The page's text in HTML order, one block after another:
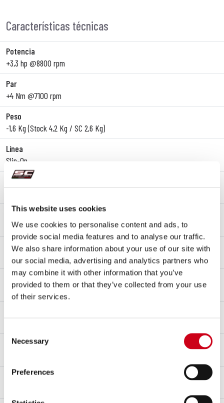
This website uses cookies
We use cookies to personalise content and ads, to
provide social media features and to analyse our traffic.
We also share information about your use of our site with
our social media, advertising and analytics partners who
may combine it with other information that you’ve
provided to them or that they’ve collected from your use
of their services.
Selection
Necessary
Preferences
Características técnicas
Potencia
+3,3 hp @8800 rpm
Par
+4 Nm @7100 rpm
Peso
-1,6 Kg (Stock 4,2 Kg / SC 2,6 Kg)
Línea
Slip-On
Material cuerpo
Material tapa
Fibra de carbono
Material tubo de enlace
Acero inoxidable AISI 304
Tipo de fijación
Abrazadera de manguera de acero con goma antivibración
Aprobación – EC / ECE
Certificado de homologación